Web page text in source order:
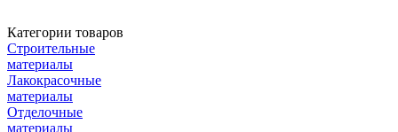
Категории товаров
Строительные
материалы
Лакокрасочные
материалы
Отделочные
материалы